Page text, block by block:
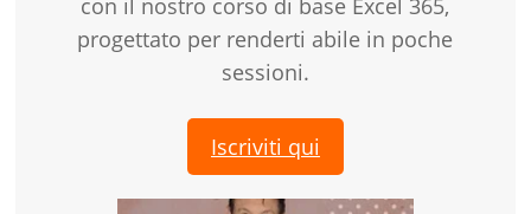
con il nostro corso di base Excel 365,
progettato per renderti abile in poche
sessioni.
Iscriviti qui